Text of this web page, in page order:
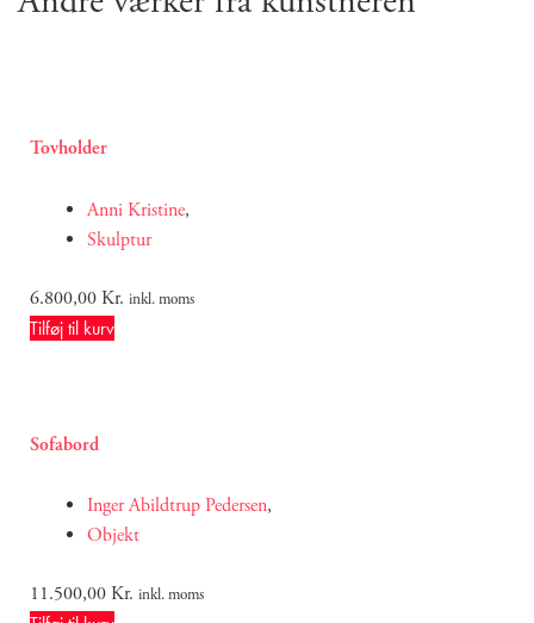
Tovholder
Anni Kristine,
Skulptur
6.800,00Kr. inkl. moms
Tilføj til kurv
Sofabord
Inger Abildtrup Pedersen,
Objekt
11.500,00Kr. inkl. moms